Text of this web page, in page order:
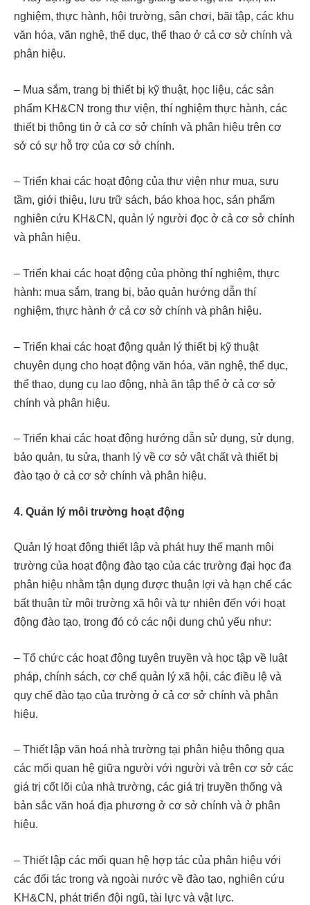
nghiệm, thực hành, hội trường, sân chơi, bãi tập, các khu
văn hóa, văn nghệ, thể dục, thể thao ở cả cơ sở chính và
phân hiệu.
– Mua sắm, trang bị thiết bị kỹ thuật, học liệu, các sản
phẩm KH&CN trong thư viện, thí nghiệm thực hành, các
thiết bị thông tin ở cả cơ sở chính và phân hiệu trên cơ
sở có sự hỗ trợ của cơ sở chính.
– Triển khai các hoạt động của thư viện như mua, sưu
tầm, giới thiệu, lưu trữ sách, báo khoa học, sản phẩm
nghiên cứu KH&CN, quản lý người đọc ở cả cơ sở chính
và phân hiệu.
– Triển khai các hoạt động của phòng thí nghiệm, thực
hành: mua sắm, trang bị, bảo quản hướng dẫn thí
nghiệm, thực hành ở cả cơ sở chính và phân hiệu.
– Triển khai các hoạt động quản lý thiết bị kỹ thuật
chuyên dụng cho hoạt động văn hóa, văn nghệ, thể dục,
thể thao, dụng cụ lao động, nhà ăn tập thể ở cả cơ sở
chính và phân hiệu.
– Triển khai các hoạt động hướng dẫn sử dụng, sử dụng,
bảo quản, tu sửa, thanh lý về cơ sở vật chất và thiết bị
đào tạo ở cả cơ sở chính và phân hiệu.
4. Quản lý môi trường hoạt động
Quản lý hoạt động thiết lập và phát huy thế mạnh môi
trường của hoạt động đào tạo của các trường đại học đa
phân hiệu nhằm tận dụng được thuận lợi và hạn chế các
bất thuận từ môi trường xã hội và tự nhiên đến với hoạt
động đào tạo, trong đó có các nội dung chủ yếu như:
– Tổ chức các hoạt động tuyên truyền và học tập về luật
pháp, chính sách, cơ chế quản lý xã hội, các điều lệ và
quy chế đào tạo của trường ở cả cơ sở chính và phân
hiệu.
– Thiết lập văn hoá nhà trường tại phân hiệu thông qua
các mối quan hệ giữa người với người và trên cơ sở các
giá trị cốt lõi của nhà trường, các giá trị truyền thống và
bản sắc văn hoá địa phương ở cơ sở chính và ở phân
hiệu.
– Thiết lập các mối quan hệ hợp tác của phân hiệu với
các đối tác trong và ngoài nước về đào tạo, nghiên cứu
KH&CN, phát triển đội ngũ, tài lực và vật lực.